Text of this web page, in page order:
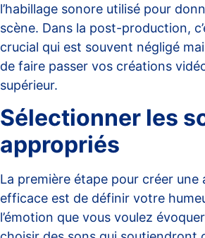
l’habillage sonore utilisé pour
scène. Dans la post-production,
crucial qui est souvent négligé
de faire passer vos créations
supérieur.
Sélectionner les
appropriés
La première étape pour créer une
efficace est de définir votre
l’émotion que vous voulez